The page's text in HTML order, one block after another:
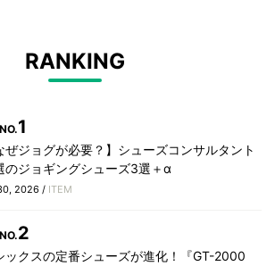
RANKING
NO.1
ぜジョグが必要？】シューズコンサルタント
のジョギングシューズ3選＋α
2026 / ITEM
NO.2
ックスの定番シューズが進化！『GT-2000